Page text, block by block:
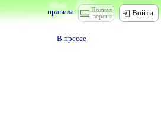
Полная
версия
правила Войти
В прессе